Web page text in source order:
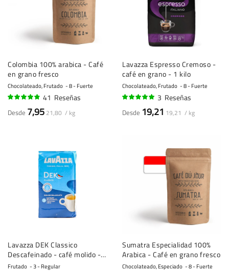
Colombia 100% arabica - Café
en grano fresco
Chocolateado, Frutado 8 - Fuerte
41 Reseñas
Desde 7,95 21,80 / kg
Lavazza Espresso Cremoso -
café en grano - 1 kilo
Chocolateado, Frutado 8 - Fuerte
3 Reseñas
Desde 19,21 19,21 / kg
Lavazza DEK Classico
Descafeinado - café molido -
250g
Frutado 3 - Regular
Sumatra Especialidad 100%
Arabica - Café en grano fresco
Chocolateado, Especiado 8 - Fuerte